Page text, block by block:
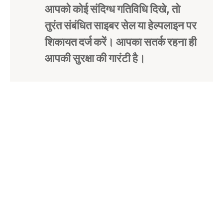
आपको कोई संदिग्ध गतिविधि दिखे, तो
तुरंत संबंधित साइबर सेल या हेल्पलाइन पर
शिकायत दर्ज करें। आपका सतर्क रहना ही
आपकी सुरक्षा की गारंटी है।